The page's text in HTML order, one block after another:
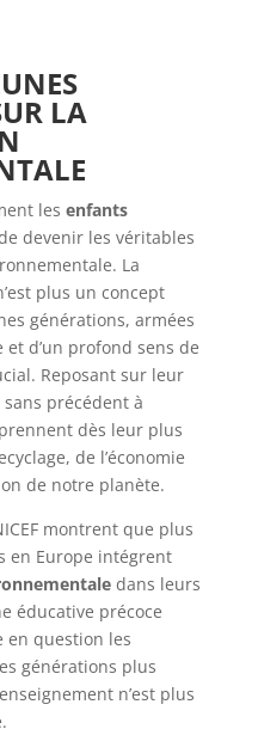
LA
les enfants
devenir les véritables
La
plus un concept
générations, armées
d’un profond sens de
Reposant sur leur
précédent à
dès leur plus
de l’économie
de notre planète.
montrent que plus
en Europe intégrent
dans leurs
éducative précoce
en question les
générations plus
n’est plus